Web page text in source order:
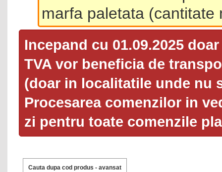
marfa paletata (cantitate
Incepand cu 01.09.2025
TVA vor beneficia de
(doar in localitatile unde nu
Procesarea comenzilor in
zi pentru toate comenzile
Cauta dupa cod produs - avansat